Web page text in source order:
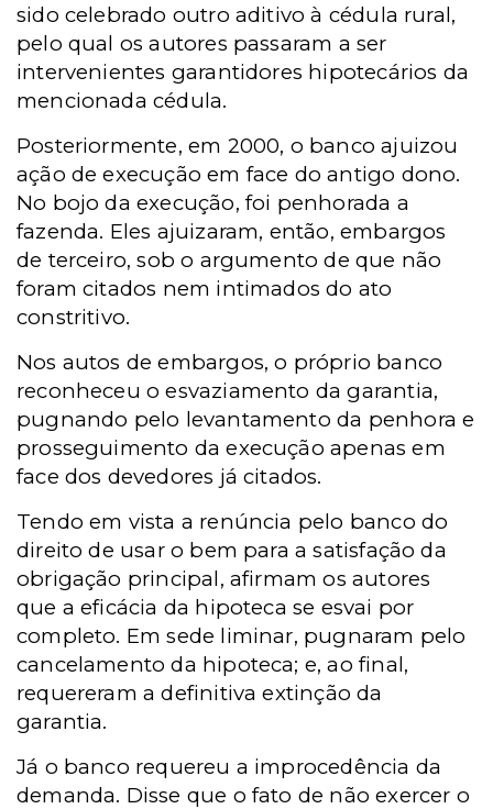
sido celebrado outro aditivo à cédula rural,
pelo qual os autores passaram a ser
intervenientes garantidores hipotecários da
mencionada cédula.
Posteriormente, em 2000, o banco ajuizou
ação de execução em face do antigo dono.
No bojo da execução, foi penhorada a
fazenda. Eles ajuizaram, então, embargos
de terceiro, sob o argumento de que não
foram citados nem intimados do ato
constritivo.
Nos autos de embargos, o próprio banco
reconheceu o esvaziamento da garantia,
pugnando pelo levantamento da penhora e
prosseguimento da execução apenas em
face dos devedores já citados.
Tendo em vista a renúncia pelo banco do
direito de usar o bem para a satisfação da
obrigação principal, afirmam os autores
que a eficácia da hipoteca se esvai por
completo. Em sede liminar, pugnaram pelo
cancelamento da hipoteca; e, ao final,
requereram a definitiva extinção da
garantia.
Já o banco requereu a improcedência da
demanda. Disse que o fato de não exercer o